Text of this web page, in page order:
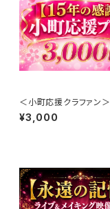
＜小町応援クラファン
の感謝】小町応援プラン
¥3,000